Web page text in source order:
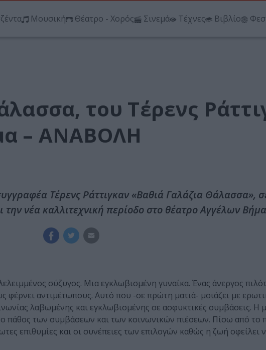
Μουσική Θέατρο - Χορός Σινεμά Τέχνες Βιβλίο
του Τέρενς
– ΑΝΑΒΟΛΗ
Τέρενς Ράττιγκαν «Βαθιά Γαλάζια Θάλασσα»,
νέα καλλιτεχνική περίοδο στο θέατρο Αγγέλων
σύζυγος. Μια εγκλωβισμένη γυναίκα. Ένας άνεργος
φέρνει αντιμέτωπους. Αυτό που -σε πρώτη ματιά- μοιάζει με
λαβωμένης και εγκλωβισμένης σε ασφυκτικές συμβάσεις. Η
πάθος των συμβάσεων και των κοινωνικών πιέσεων. Πίσω από το
επιθυμίες και οι συνέπειες των επιλογών καθώς η ζωή οφείλει